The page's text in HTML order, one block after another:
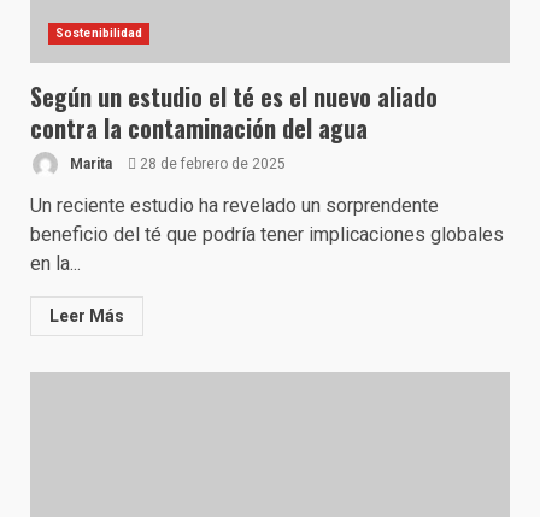
Sostenibilidad
Según un estudio el té es el nuevo aliado
contra la contaminación del agua
Marita 28 de febrero de 2025
Un reciente estudio ha revelado un sorprendente
beneficio del té que podría tener implicaciones globales
en la...
Leer Más